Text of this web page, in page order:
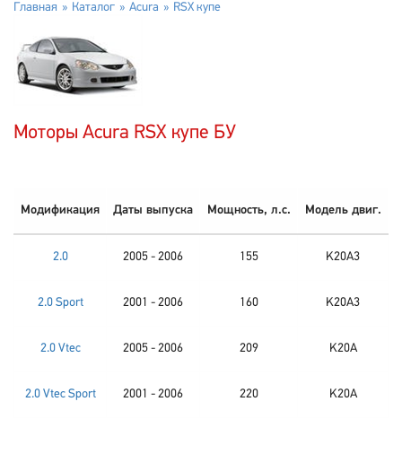
Главная Каталог Acura RSX купе
Моторы Acura RSX купе БУ
Модификация Даты выпуска Мощность, л.с. Модель двиг.
2.0 2005 - 2006 155 K20A3
2.0 Sport 2001 - 2006 160 K20A3
2.0 Vtec 2005 - 2006 209 K20A
2.0 Vtec Sport 2001 - 2006 220 K20A